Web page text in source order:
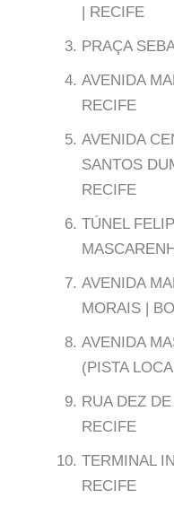
| RECIFE
PRAÇA
AVENIDA
RECIFE
AVENIDA
SANTOS
RECIFE
TÚNEL
AVENIDA
MORAIS |
AVENIDA
(PISTA
RUA DEZ
RECIFE
TERMINAL
RECIFE